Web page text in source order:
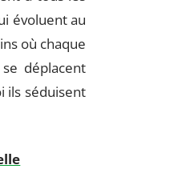
évoluent au
où chaque
déplacent
ils séduisent